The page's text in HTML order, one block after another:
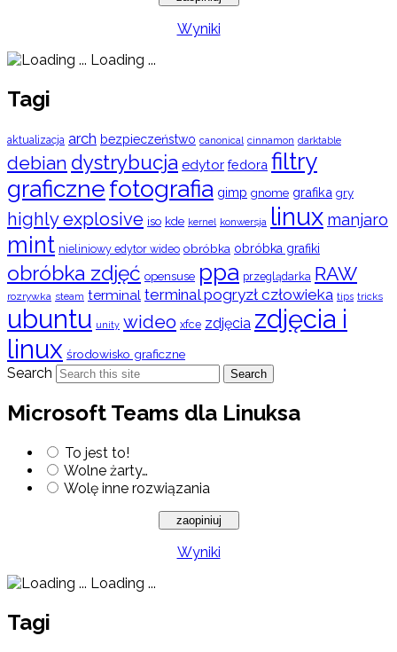
Wyniki
Loading ...
Tagi
aktualizacja arch bezpieczeństwo canonical cinnamon darktable
debian dystrybucja edytor fedora filtry
graficznefotografia gimp gnome grafika gry
highly explosive iso kde kernel konwersja linux manjaro
mint nieliniowy edytor wideo obróbka obróbka grafiki
obróbka zdjęć opensuse ppa przeglądarka RAW
rozrywka steam terminal terminal pogryzł człowieka tips tricks
ubuntu unity wideo xfce zdjęcia zdjęcia i
linux środowisko graficzne
Search Search
Microsoft Teams dla Linuksa
To jest to!
Wolne żarty…
Wolę inne rozwiązania
Wyniki
Loading ...
Tagi